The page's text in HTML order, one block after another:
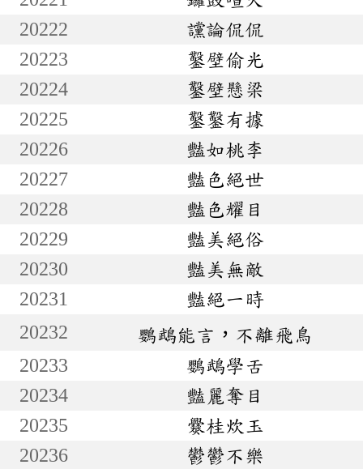
20222
讜論侃侃
20223
鑿壁偷光
20224
鑿壁懸梁
20225
鑿鑿有據
20226
豔如桃李
20227
豔色絕世
20228
豔色耀目
20229
豔美絕俗
20230
豔美無敵
20231
豔絕一時
20232
鸚鵡能言，不離飛鳥
20233
鸚鵡學舌
20234
豔麗奪目
20235
爨桂炊玉
20236
鬱鬱不樂